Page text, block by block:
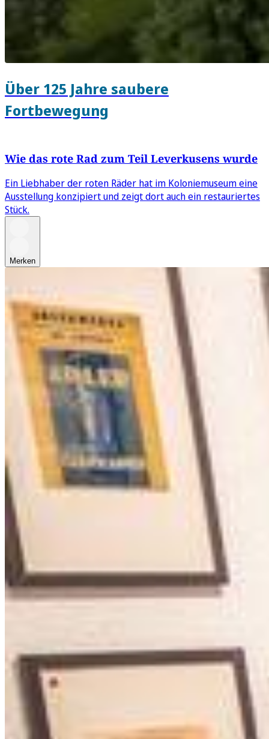
Über 125 Jahre saubere
Fortbewegung
Wie das rote Rad zum Teil Leverkusens wurde
Ein Liebhaber der roten Räder hat im Koloniemuseum eine
Ausstellung konzipiert und zeigt dort auch ein restauriertes
Stück.
Merken